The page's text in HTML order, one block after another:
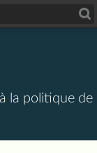
la politique de